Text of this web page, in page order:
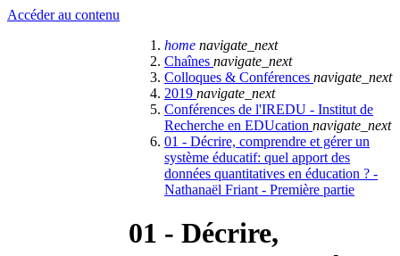
Accéder au contenu
home navigate_next
Chaînes navigate_next
Colloques & Conférences navigate_next
2019 navigate_next
Conférences de l'IREDU - Institut de
Recherche en EDUcation navigate_next
01 - Décrire, comprendre et gérer un
système éducatif: quel apport des
données quantitatives en éducation ? -
Nathanaël Friant - Première partie
01 - Décrire,